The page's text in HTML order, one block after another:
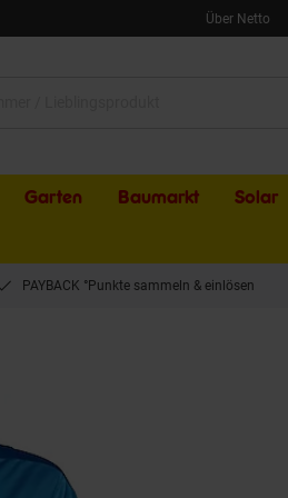
Über Netto
Garten Baumarkt Solar
PAYBACK °Punkte sammeln & einlösen